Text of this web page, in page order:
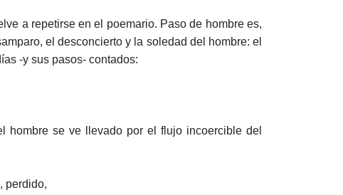
a repetirse en el poemario. Paso de hombre es,
el desconcierto y la soledad del hombre: el
-y sus pasos- contados:
hombre se ve llevado por el flujo incoercible del
perdido,